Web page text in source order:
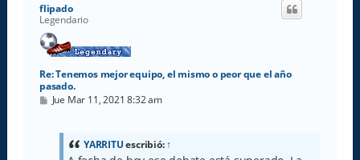
flipado
Legendario
Re: Tenemos mejor equipo, el mismo o peor que el año
pasado.
M
Jue Mar 11, 2021 8:32 am
YARRITUescribió:↑